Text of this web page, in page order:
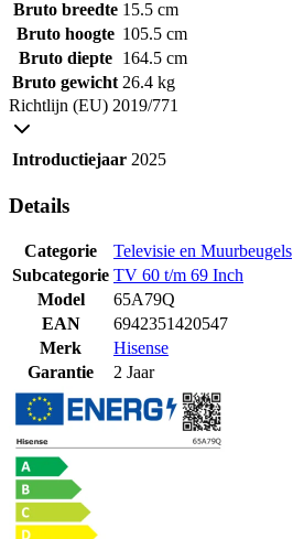
Bruto breedte 15.5 cm
Bruto hoogte 105.5 cm
Bruto diepte
164.5 cm
Bruto gewicht 26.4 kg
Richtlijn (EU) 2019/771
Introductiejaar 2025
Details
Categorie
Televisie en Muurbeugels
Subcategorie TV 60 t/m 69 Inch
Model
65A79Q
EAN
6942351420547
Merk
Hisense
Garantie
2 Jaar